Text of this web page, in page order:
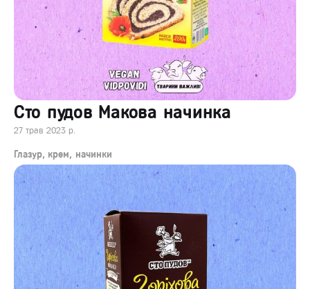
Сто пудов Макова начинка
27 трав 2023 р.
Глазур, крем, начинки